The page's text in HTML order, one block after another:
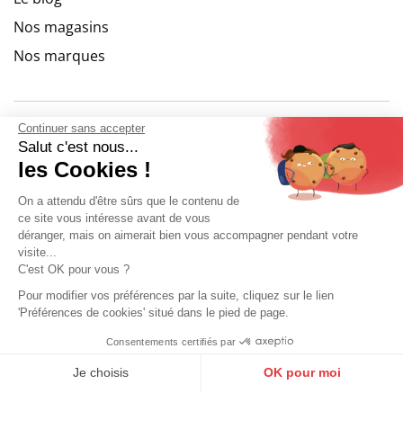
Continuer sans accepter
Salut c'est nous...
les Cookies !
On a attendu d'être sûrs que le contenu de
ce site vous intéresse avant de vous
déranger, mais on aimerait bien vous accompagner pendant votre
visite...
C'est OK pour vous ?
Pour modifier vos préférences par la suite, cliquez sur le lien
'Préférences de cookies' situé dans le pied de page.
Consentements certifiés par
Je choisis OK pour moi
(10270 avis)
Nos magasins
Nos marques